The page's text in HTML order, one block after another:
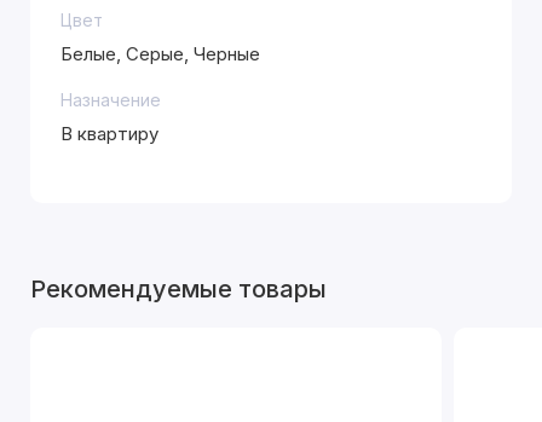
Цвет
Белые, Серые, Черные
Назначение
В квартиру
Рекомендуемые товары